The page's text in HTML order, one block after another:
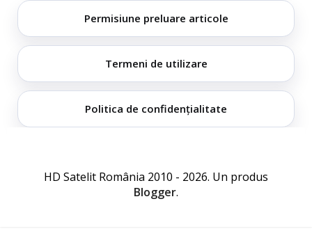
Permisiune preluare articole
Termeni de utilizare
Politica de confidențialitate
HD Satelit România 2010 - 2026. Un produs
Blogger.